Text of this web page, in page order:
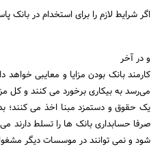
اگر شرایط لازم را برای استخدام در بانک
و در آخر
کارمند بانک بودن مزایا و معایبی
می‌رسد به بیکاری برخورد می کنند و کل
یک حقوق و دستمزد مبنا اخذ می کنند؛
صرفا حسابداری بانک ها را تسلط دارند
شود و نمی توانند در موسسات دیگر